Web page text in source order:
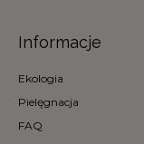
Informacje
Ekologia
Pielęgnacja
FAQ